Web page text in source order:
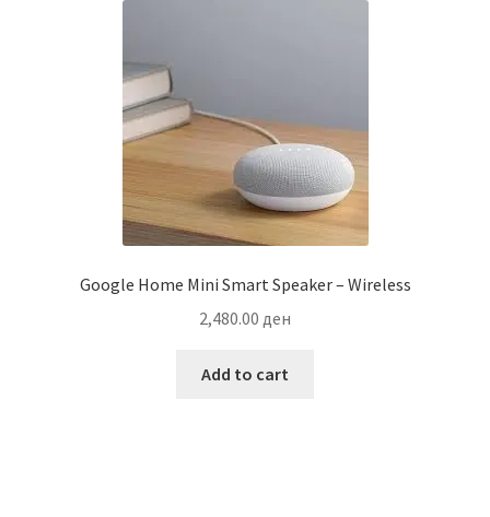
Google Home Mini Smart Speaker – Wireless
2,480.00 ден
Add to cart